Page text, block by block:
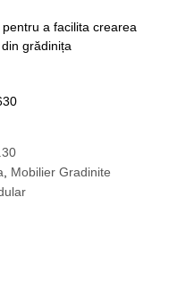
a facilita crearea
grădinița
Mobilier Gradinite